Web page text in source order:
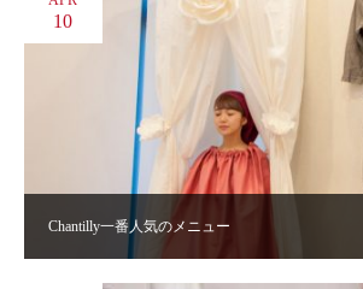
Chantilly一番人気のメニュー
10